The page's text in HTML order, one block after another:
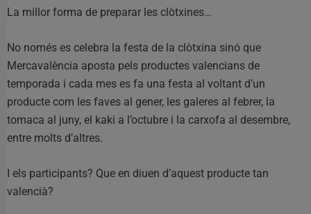
La millor forma de preparar les clòtxines…
No només es celebra la festa de la clòtxina sinó que
Mercavalència aposta pels productes valencians de
temporada i cada mes es fa una festa al voltant d’un
producte com les faves al gener, les galeres al febrer, la
tomaca al juny, el kaki a l’octubre i la carxofa al desembre,
entre molts d’altres.
I els participants? Que en diuen d’aquest producte tan
valencià?